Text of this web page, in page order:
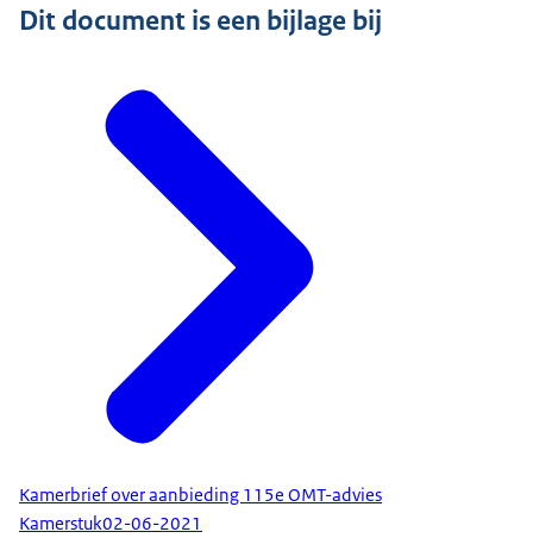
Dit document is een bijlage bij
Kamerbrief over aanbieding 115e OMT-advies
Kamerstuk02-06-2021